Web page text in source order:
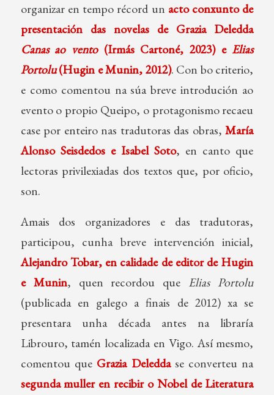
organizar en tempo récord un acto conxunto de
presentación das novelas de Grazia Deledda
Canas ao vento(Irmás Cartoné, 2023) eElias
Portolu(Hugin e Munin, 2012). Con bo criterio,
e como comentou na súa breve introdución ao
evento o propio Queipo, o protagonismo recaeu
case por enteiro nas tradutoras das obras,María
Alonso Seisdedos e Isabel Soto, en canto que
lectoras privilexiadas dos textos que, por oficio,
son.
Amais dos organizadores e das tradutoras,
participou, cunha breve intervención inicial,
Alejandro Tobar, en calidade de editor de Hugin
e Munin, quen recordou que Elias Portolu
(publicada en galego a finais de 2012) xa se
presentara unha década antes na libraría
Librouro, tamén localizada en Vigo. Así mesmo,
comentou que Grazia Deleddase converteu na
segunda muller en recibir o Nobel de Literatura